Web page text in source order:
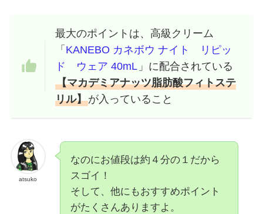
最大のポイントは、高級クリーム
「 KANEBO カネボウ ナイト リピッ
ド ウェア 40mL 」に配合されている
【マカデミアナッツ脂肪酸フィトステ
リル】が入っていること
atsuko
なのにお値段は約４分の１だから
スゴイ！
そして、他にもおすすめポイント
がたくさんありますよ。